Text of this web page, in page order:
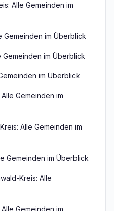
Alle Gemeinden im
Gemeinden im Überblick
Gemeinden im Überblick
im Überblick
Gemeinden im
Alle Gemeinden im
Gemeinden im Überblick
Kreis: Alle
Gemeinden im